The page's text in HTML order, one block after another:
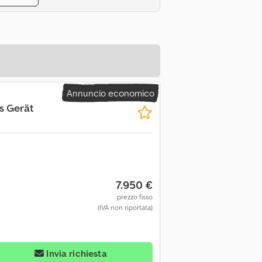
Annuncio economico
Gerät
7.950 €
prezzo fisso
(IVA non riportata)
Invia richiesta